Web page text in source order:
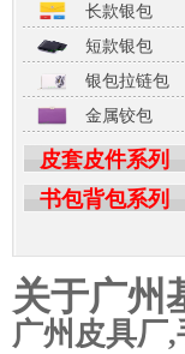
长款银包
短款银包
银包拉链包
金属铰包
皮套皮件系列
书包背包系列
关于广州
广州皮具厂